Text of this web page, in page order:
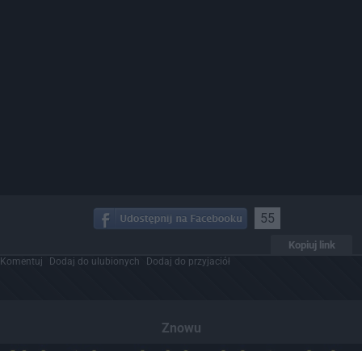
55
Kopiuj link
Komentuj Dodaj do ulubionych Dodaj do przyjaciół
Znowu